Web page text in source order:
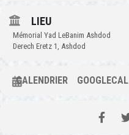
LIEU
Mémorial Yad LeBanim Ashdod
Derech Eretz 1, Ashdod
CALENDRIER GOOGLECAL